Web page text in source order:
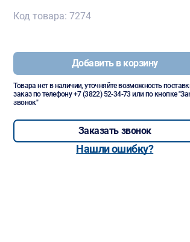
Код товара: 7274
Добавить в корзину
Товара нет в наличии, уточняйте возможность
заказ по телефону+7 (3822) 52-34-73 или по кнопке
звонок"
Заказать звонок
Нашли ошибку?